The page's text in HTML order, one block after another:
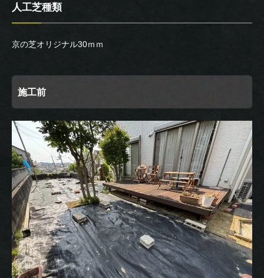
人工芝種類
京の芝オリジナル30ｍｍ
施工前